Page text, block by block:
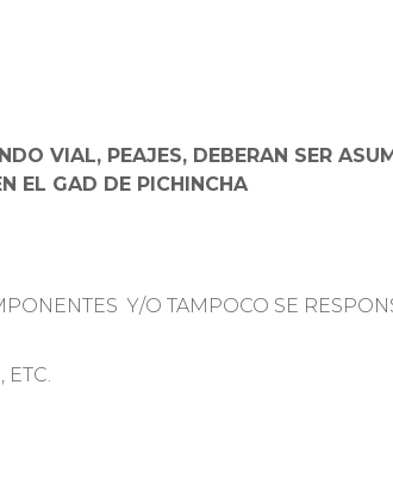
VIAL, PEAJES, DEBERAN SER
EL GAD DE PICHINCHA
Y/O TAMPOCO SE
ETC.